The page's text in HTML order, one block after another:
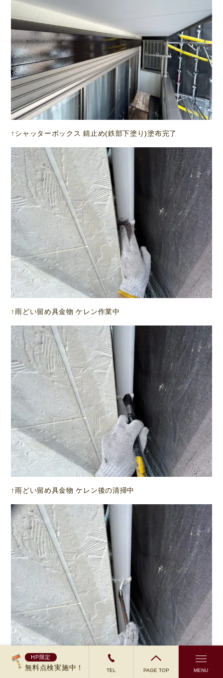
HP限定
無料点検実施中！ TEL PAGE TOP MENU
↑シャッターボックス 錆止め(鉄部下塗り)塗布完了
↑雨どい留め具金物 ケレン作業中
↑雨どい留め具金物 ケレン後の清掃中
↑雨どい留め具金物 錆止め(鉄部下塗り)塗布作業中